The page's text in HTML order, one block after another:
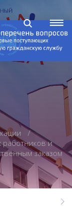
и
заказом